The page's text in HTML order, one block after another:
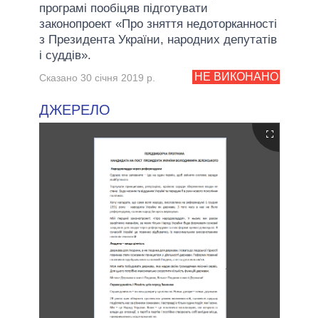
програмі пообіцяв підготувати
законопроект «Про зняття недоторканності
з Президента України, народних депутатів
і суддів».
НЕ ВИКОНАНО
Сказано 30 січня 2019 р.
ДЖЕРЕЛО